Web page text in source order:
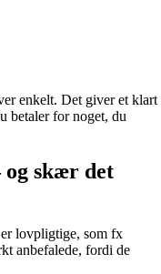
enkelt. Det giver et klart
betaler for noget, du
og skær det
lovpligtige, som fx
anbefalede, fordi de